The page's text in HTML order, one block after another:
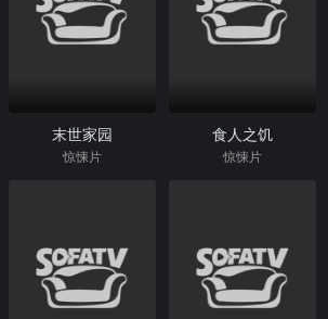
末世家园
惊悚片
食人之饥
惊悚片